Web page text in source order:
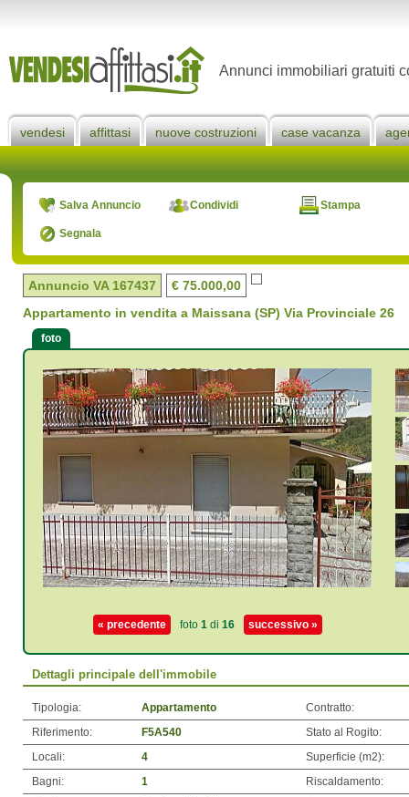
Annunci immobiliari gratuiti
vendesi affittasi nuove costruzioni case vacanza
Salva Annuncio Condividi Stampa
Segnala
Annuncio VA 167437
€ 75.000,00
Appartamento in vendita a Maissana (SP) Via Provinciale 26
foto
« precedente foto 1di 16 successivo »
Dettagli principale dell'immobile
Tipologia: Appartamento
Contratto:
Riferimento:
F5A540
Stato al Rogito:
Locali:
4 Superficie (m2):
Bagni:
1
Riscaldamento: